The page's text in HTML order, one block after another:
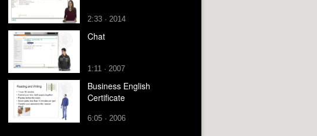
2:33 · 2014
Chat
1:11 · 2007
Business English
Certificate
6:05 · 2006